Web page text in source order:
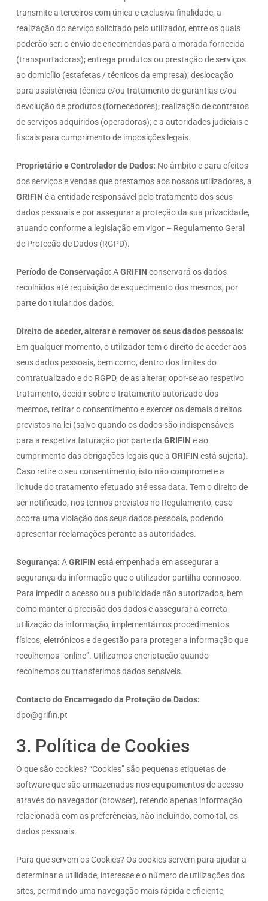
transmite a terceiros com única e exclusiva finalidade, a
realização do serviço solicitado pelo utilizador, entre os quais
poderão ser: o envio de encomendas para a morada fornecida
(transportadoras); entrega produtos ou prestação de serviços
ao domicílio (estafetas / técnicos da empresa); deslocação
para assistência técnica e/ou tratamento de garantias e/ou
devolução de produtos (fornecedores); realização de contratos
de serviços adquiridos (operadoras); e a autoridades judiciais e
fiscais para cumprimento de imposições legais.
Proprietário e Controlador de Dados: No âmbito e para efeitos
dos serviços e vendas que prestamos aos nossos utilizadores, a
GRIFIN é a entidade responsável pelo tratamento dos seus
dados pessoais e por assegurar a proteção da sua privacidade,
atuando conforme a legislação em vigor – Regulamento Geral
de Proteção de Dados (RGPD).
Período de Conservação: AGRIFIN conservará os dados
recolhidos até requisição de esquecimento dos mesmos, por
parte do titular dos dados.
Direito de aceder, alterar e remover os seus dados pessoais:
Em qualquer momento, o utilizador tem o direito de aceder aos
seus dados pessoais, bem como, dentro dos limites do
contratualizado e do RGPD, de as alterar, opor-se ao respetivo
tratamento, decidir sobre o tratamento autorizado dos
mesmos, retirar o consentimento e exercer os demais direitos
previstos na lei (salvo quando os dados são indispensáveis
para a respetiva faturação por parte da GRIFIN e ao
cumprimento das obrigações legais que a GRIFIN está sujeita).
Caso retire o seu consentimento, isto não compromete a
licitude do tratamento efetuado até essa data. Tem o direito de
ser notificado, nos termos previstos no Regulamento, caso
ocorra uma violação dos seus dados pessoais, podendo
apresentar reclamações perante as autoridades.
Segurança: AGRIFIN está empenhada em assegurar a
segurança da informação que o utilizador partilha connosco.
Para impedir o acesso ou a publicidade não autorizados, bem
como manter a precisão dos dados e assegurar a correta
utilização da informação, implementámos procedimentos
físicos, eletrónicos e de gestão para proteger a informação que
recolhemos “online”. Utilizamos encriptação quando
recolhemos ou transferimos dados sensíveis.
Contacto do Encarregado da Proteção de Dados:
dpo@grifin.pt
3. Política de Cookies
O que são cookies? “Cookies” são pequenas etiquetas de
software que são armazenadas nos equipamentos de acesso
através do navegador (browser), retendo apenas informação
relacionada com as preferências, não incluindo, como tal, os
dados pessoais.
Para que servem os Cookies? Os cookies servem para ajudar a
determinar a utilidade, interesse e o número de utilizações dos
sites, permitindo uma navegação mais rápida e eficiente,